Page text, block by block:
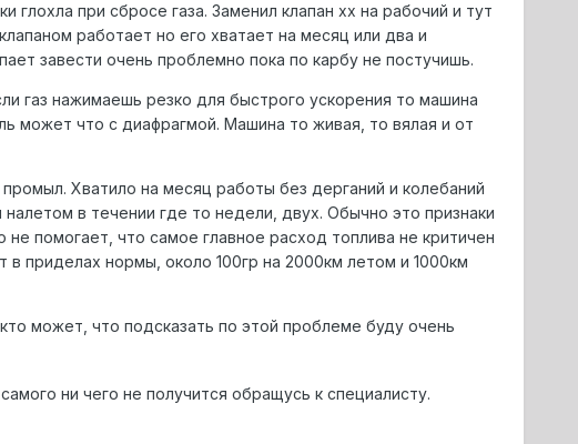
при сбросе газа. Заменил клапан хх на рабочий и тут
работает но его хватает на месяц или два и
завести очень проблемно пока по карбу не постучишь.
газ нажимаешь резко для быстрого ускорения то машина
может что с диафрагмой. Машина то живая, то вялая и от
Хватило на месяц работы без дерганий и колебаний
в течении где то недели, двух. Обычно это признаки
помогает, что самое главное расход топлива не критичен
приделах нормы, около 100гр на 2000км летом и 1000км
может, что подсказать по этой проблеме буду очень
ни чего не получится обращусь к специалисту.